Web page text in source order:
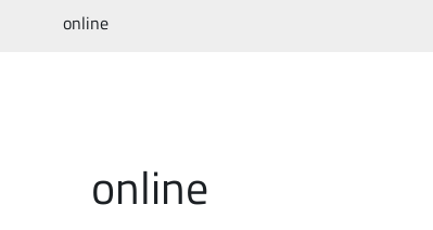
online
online